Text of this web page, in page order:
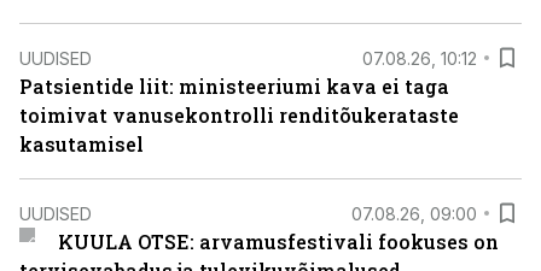
UUDISED 07.08.26, 10:12
Patsientide liit: ministeeriumi kava ei taga
toimivat vanusekontrolli renditõukerataste
kasutamisel
UUDISED 07.08.26, 09:00
KUULA OTSE: arvamusfestivali fookuses on